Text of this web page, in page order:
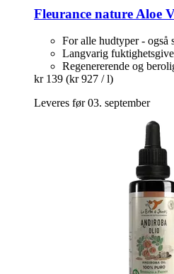
Fleurance nature Aloe
For alle hudtyper - også
Langvarig
Regenererende og
kr 139 (kr 927 / l)
Leveres før 03. september